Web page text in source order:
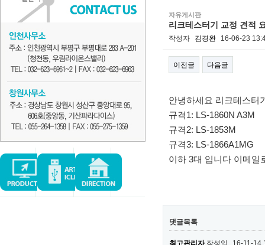
자유게시판
리크테스터기 교정 견적
작성자 김경완 16-06-23
이전글 다음글
안녕하세요 리크테스터
규격1: LS-1860N A3M
규격2: LS-1853M
규격3: LS-1866A1MG
이하 3대 입니다 이메일
댓글목록
최고관리자작성일
16-11-14